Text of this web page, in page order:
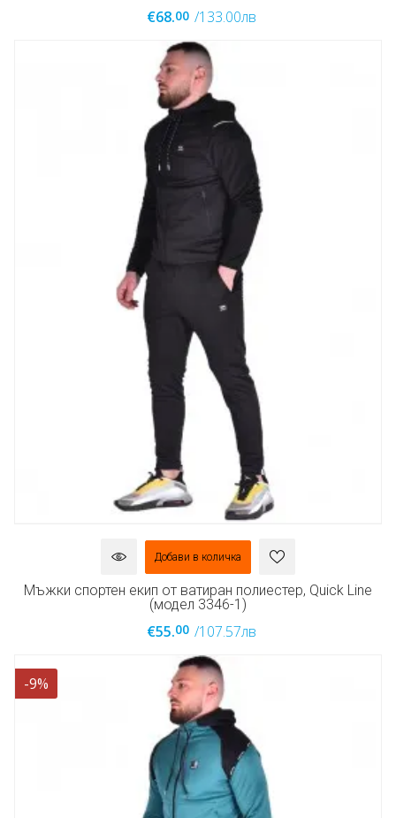
€68.00 /133.00лв
Добави в количка
Мъжки спортен екип от ватиран полиестер, Quick Line
(модел 3346-1)
€55.00 /107.57лв
-9%